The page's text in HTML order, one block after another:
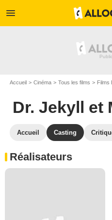
menu
Accueil Cinéma Tous les films Films
Dr. Jekyll et
Accueil Casting
Réalisateurs